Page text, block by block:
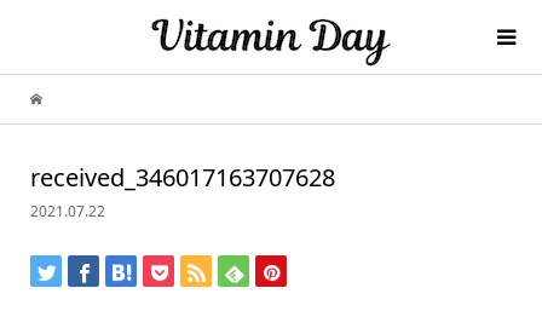
received_346017163707628
2021.07.22